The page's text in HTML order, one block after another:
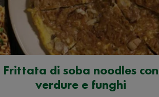
Frittata di soba noodles con
verdure e funghi